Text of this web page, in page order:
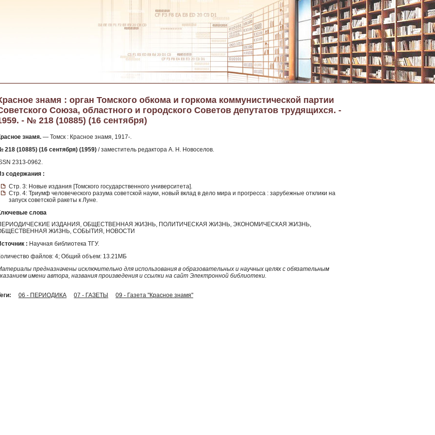
знамя : орган Томского обкома и горкома коммунистической партии
Союза, областного и городского Советов депутатов трудящихся. -
- № 218 (10885) (16 сентября)
знамя. — Томск : Красное знамя, 1917-.
218 (10885) (16 сентября) (1959) / заместитель редактора А. Н. Новоселов.
2313-0962.
содержания :
Стр. 3: Новые издания [Томского государственного университета].
Стр. 4: Триумф человеческого разума советской науки, новый вклад в дело мира и прогресса : зарубежные отклики на
запуск советской ракеты к Луне.
слова
ИЗДАНИЯ, ОБЩЕСТВЕННАЯ ЖИЗНЬ, ПОЛИТИЧЕСКАЯ ЖИЗНЬ, ЭКОНОМИЧЕСКАЯ ЖИЗНЬ,
ЖИЗНЬ, СОБЫТИЯ, НОВОСТИ
: Научная библиотека ТГУ.
файлов: 4; Общий объем: 13.21МБ
предназначены исключительно для использования в образовательных и научных целях с обязательным
имени автора, названия произведения и ссылки на сайт Электронной библиотеки.
06 - ПЕРИОДИКА 07 - ГАЗЕТЫ 09 - Газета "Красное знамя"